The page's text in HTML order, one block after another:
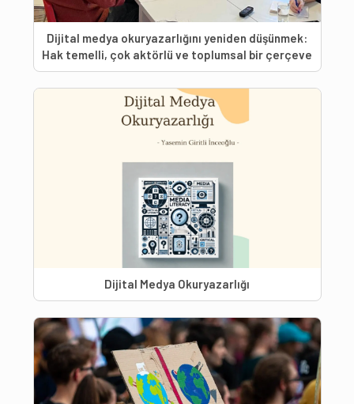
Dijital medya okuryazarlığını yeniden düşünmek:
Hak temelli, çok aktörlü ve toplumsal bir çerçeve
Dijital Medya Okuryazarlığı